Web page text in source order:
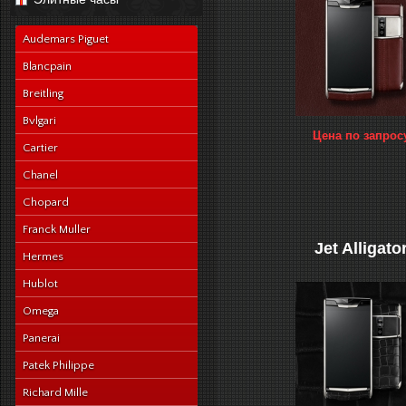
Audemars Piguet
Blancpain
Breitling
Bvlgari
Cartier
Chanel
Chopard
Franck Muller
Hermes
Hublot
Omega
Panerai
Patek Philippe
Richard Mille
Цена по
Jet